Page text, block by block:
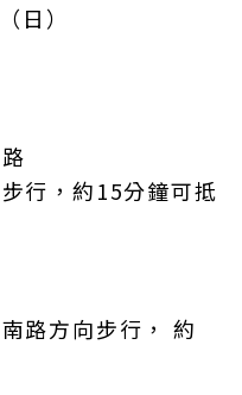
日）
行，約15分鐘可抵
路方向步行， 約